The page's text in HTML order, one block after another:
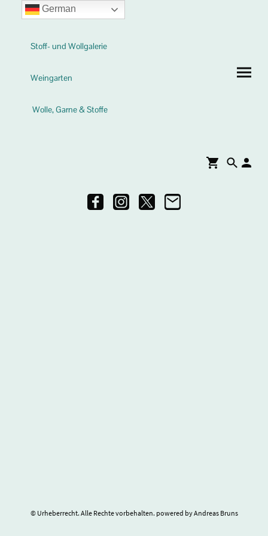
Stoff- und Wollgalerie
Weingarten
Wolle, Garne & Stoffe
© Urheberrecht. Alle Rechte vorbehalten. powered by Andreas Bruns
German